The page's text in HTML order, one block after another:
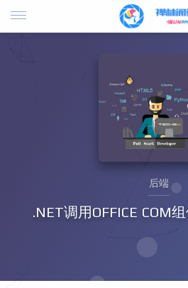
后端
.NET调用OFFICE COM